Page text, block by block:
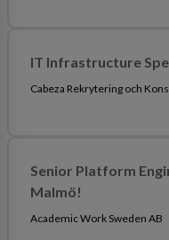
IT Infrastructure
Cabeza Rekrytering och
Senior Platform
Malmö!
Academic Work Sweden AB